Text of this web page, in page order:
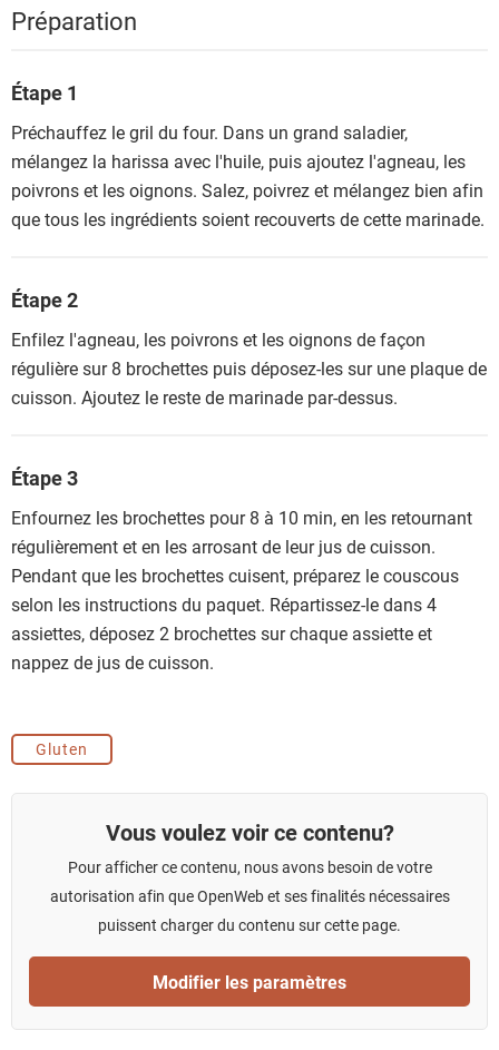
Préparation
Étape 1
Préchauffez le gril du four. Dans un grand saladier,
mélangez la harissa avec l'huile, puis ajoutez l'agneau, les
poivrons et les oignons. Salez, poivrez et mélangez bien afin
que tous les ingrédients soient recouverts de cette marinade.
Étape 2
Enfilez l'agneau, les poivrons et les oignons de façon
régulière sur 8 brochettes puis déposez-les sur une plaque de
cuisson. Ajoutez le reste de marinade par-dessus.
Étape 3
Enfournez les brochettes pour 8 à 10 min, en les retournant
régulièrement et en les arrosant de leur jus de cuisson.
Pendant que les brochettes cuisent, préparez le couscous
selon les instructions du paquet. Répartissez-le dans 4
assiettes, déposez 2 brochettes sur chaque assiette et
nappez de jus de cuisson.
Gluten
Vous voulez voir ce contenu?
Pour afficher ce contenu, nous avons besoin de votre
autorisation afin que OpenWeb et ses finalités nécessaires
puissent charger du contenu sur cette page.
Modifier les paramètres